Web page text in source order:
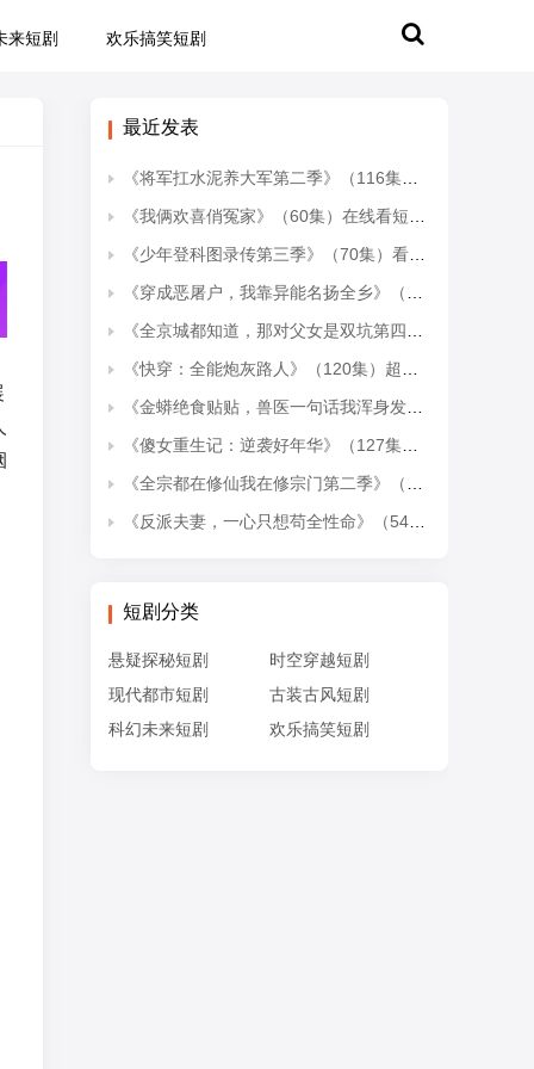
来短剧 欢乐搞笑短剧
最近发表
《将军扛水泥养大军第二季》（116集）热门短剧全集免费观
《我俩欢喜俏冤家》（60集）在线看短剧欢乐不停歇
《少年登科图录传第三季》（70集）看短剧全集享视觉盛宴
《穿成恶屠户，我靠异能名扬全乡》（70集）免费短剧全集追到底
《全京城都知道，那对父女是双坑第四季》（79集全）热门短剧全集轻松看
《快穿：全能炮灰路人》（120集）超燃短剧在线畅快追剧
《金蟒绝食贴贴，兽医一句话我浑身发冷》（61集）短剧全集畅快看个够
《傻女重生记：逆袭好年华》（127集）短剧全集免费在线追不停
《全宗都在修仙我在修宗门第二季》（78集）短剧全集在线追个不停歇
《反派夫妻，一心只想苟全性命》（54集）爆款短剧全集在线开看
短剧分类
悬疑探秘短剧
时空穿越短剧
现代都市短剧
古装古风短剧
科幻未来短剧
欢乐搞笑短剧